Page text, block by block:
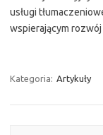
usługi
wspierającym
Kategoria: Artykuły